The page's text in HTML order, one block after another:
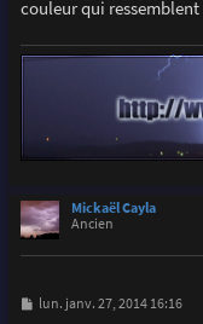
couleur qui
Mickaël Cayla
Ancien
M
lun. janv. 27, 2014 16:16